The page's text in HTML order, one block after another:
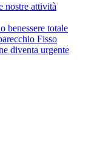
nostre attività
benessere totale
Fisso
diventa urgente